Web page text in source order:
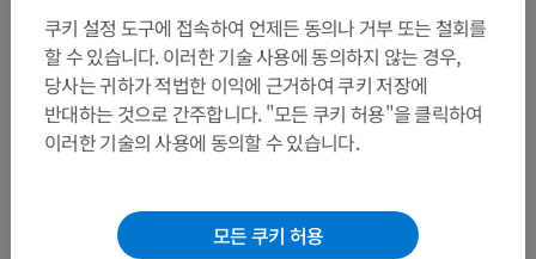
인체 해부학 2
인체> 통합계통> 신경계통> 중추신경계통> 척수>
척수회색질> 척수중간구역> 가쪽중간회색질
하위 구조: 이 부위는 하위 해부 구조가 없습니다
쿠키 설정 도구에 접속하여 언제든 동의나 거부 또는 철회를
할 수 있습니다. 이러한 기술 사용에 동의하지 않는 경우,
당사는 귀하가 적법한 이익에 근거하여 쿠키 저장에
반대하는 것으로 간주합니다. "모든 쿠키 허용"을 클릭하여
이러한 기술의 사용에 동의할 수 있습니다.
모든 쿠키 허용